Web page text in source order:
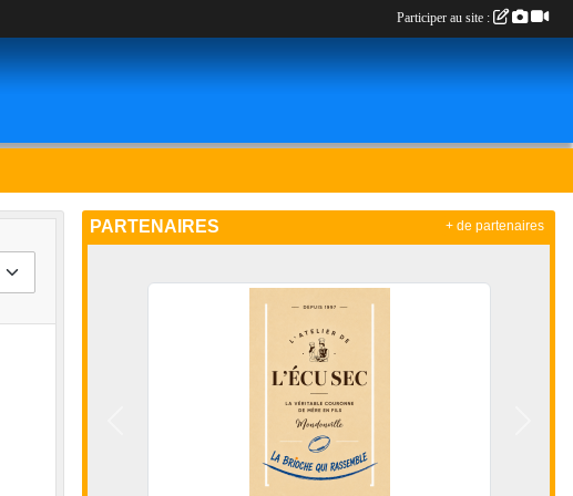
PARTENAIRES + de partenaires
Participer au site :